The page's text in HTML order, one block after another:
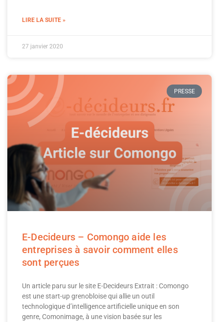
LIRE LA SUITE »
27 janvier 2020
PRESSE
E-Decideurs – Comongo aide les
entreprises à savoir comment elles
sont perçues
Un article paru sur le site E-Decideurs Extrait : Comongo
est une start-up grenobloise qui allie un outil
technologique d’intelligence artificielle unique en son
genre, Comonimage, à une vision basée sur les